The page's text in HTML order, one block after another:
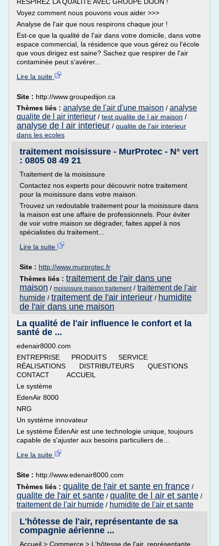
Voyez comment nous pouvons vous aider >>>
Analyse de l'air que nous respirons chaque jour !
Est-ce que la qualité de l'air dans votre domicile, dans votre
espace commercial, la résidence que vous gérez ou l'école
que vous dirigez est saine? Sachez que respirer de l'air
contaminée peut s'avérer...
Lire la suite
Site : http://www.groupedijon.ca
Thèmes liés : analyse de l'air d'une maison / analyse
qualite de l air interieur / test qualite de l air maison /
analyse de l air interieur / qualite de l'air interieur
dans les ecoles
traitement moisissure - MurProtec - N° vert
: 0805 08 49 21
Traitement de la moisissure
Contactez nos experts pour découvrir notre traitement
pour la moisissure dans votre maison.
Trouvez un redoutable traitement pour la moisissure dans
la maison est une affaire de professionnels. Pour éviter
de voir votre maison se dégrader, faites appel à nos
spécialistes du traitement...
Lire la suite
Site : http://www.murprotec.fr
Thèmes liés : traitement de l'air dans une
maison / moisissure maison traitement/ traitement de l'air
humide / traitement de l'air interieur / humidite
de l'air dans une maison
La qualité de l'air influence le confort et la
santé de ...
edenair8000.com
ENTREPRISE PRODUITS SERVICE
RÉALISATIONS DISTRIBUTEURS QUESTIONS
CONTACT ACCUEIL
Le système
EdenAir 8000
NRG
Un système innovateur
Le système ÉdenAir est une technologie unique, toujours
capable de s'ajuster aux besoins particuliers de...
Lire la suite
Site : http://www.edenair8000.com
Thèmes liés : qualite de l'air et sante en france /
qualite de l'air et sante / qualite de l air et sante /
traitement de l'air humide / humidite de l'air et sante
L'hôtesse de l'air, représentante de sa
compagnie aérienne ...
Accueil > Commerce > L'hôtesse de l'air, représentante